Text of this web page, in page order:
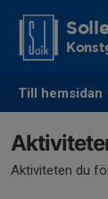
Till hemsidan
Aktiviteten du